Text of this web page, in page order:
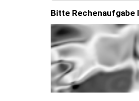
Bitte Rechenaufgabe